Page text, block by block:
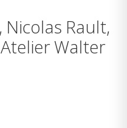
Rault,
Walter